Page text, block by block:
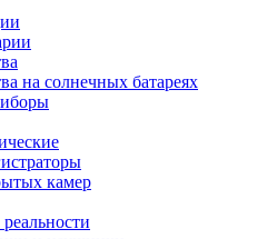
на солнечных батареях
камер